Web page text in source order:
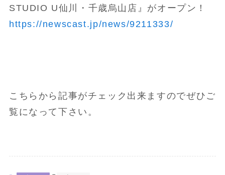
STUDIO U仙川・千歳烏山店』がオープン！
https://newscast.jp/news/9211333/
こちらから記事がチェック出来ますのでぜひご
覧になって下さい。